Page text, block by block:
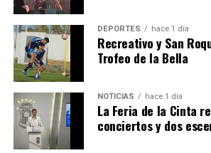
QUINTA CORRIDA DE LAS FIESTAS
2026
DEPORTES hace 1 día
Recreativo y San
Trofeo de la Bella
NOTICIAS hace 1 día
La Feria de la Cinta
conciertos y dos